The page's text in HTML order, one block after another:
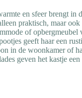
en sfeer brengt in
praktisch, maar ook
of
geeft haar een
in de woonkamer of
geven het kastje